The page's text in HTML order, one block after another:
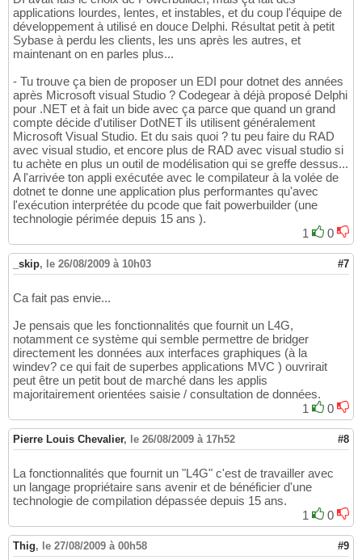
applications lourdes, lentes, et instables, et du coup l'équipe de
développement à utilisé en douce Delphi. Résultat petit à petit
Sybase à perdu les clients, les uns après les autres, et
maintenant on en parles plus...
- Tu trouve ça bien de proposer un EDI pour dotnet des années
après Microsoft visual Studio ? Codegear à déjà proposé Delphi
pour .NET et à fait un bide avec ça parce que quand un grand
compte décide d'utiliser DotNET ils utilisent généralement
Microsoft Visual Studio. Et du sais quoi ? tu peu faire du RAD
avec visual studio, et encore plus de RAD avec visual studio si
tu achète en plus un outil de modélisation qui se greffe dessus...
A l'arrivée ton appli exécutée avec le compilateur à la volée de
dotnet te donne une application plus performantes qu'avec
l'exécution interprétée du pcode que fait powerbuilder (une
technologie périmée depuis 15 ans ).
1
0
_skip, le 26/08/2009 à 10h03 #7
Ca fait pas envie...
Je pensais que les fonctionnalités que fournit un L4G,
notamment ce système qui semble permettre de bridger
directement les données aux interfaces graphiques (à la
windev? ce qui fait de superbes applications MVC ) ouvrirait
peut être un petit bout de marché dans les applis
majoritairement orientées saisie / consultation de données.
1
0
Pierre Louis Chevalier, le 26/08/2009 à 17h52 #8
La fonctionnalités que fournit un "L4G" c'est de travailler avec
un langage propriétaire sans avenir et de bénéficier d'une
technologie de compilation dépassée depuis 15 ans.
1
0
Thig, le 27/08/2009 à 00h58 #9